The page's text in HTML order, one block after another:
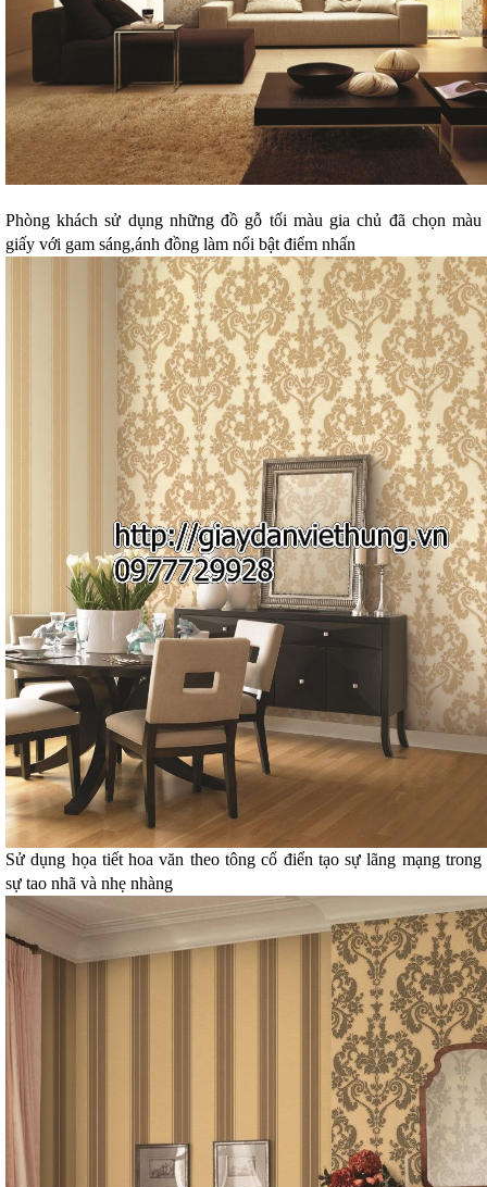
Phòng khách sử dụng những đồ gỗ tối màu gia chủ đã chọn màu
giấy với gam sáng,ánh đồng làm nổi bật điểm nhấn
Sử dụng họa tiết hoa văn theo tông cổ điển tạo sự lãng mạng trong
sự tao nhã và nhẹ nhàng